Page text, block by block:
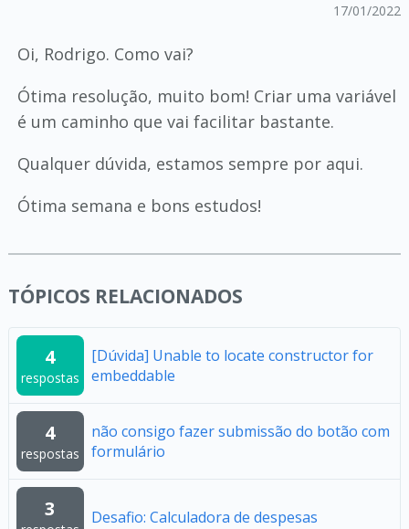
17/01/2022
Oi, Rodrigo. Como vai?
Ótima resolução, muito bom! Criar uma variável
é um caminho que vai facilitar bastante.
Qualquer dúvida, estamos sempre por aqui.
Ótima semana e bons estudos!
TÓPICOS RELACIONADOS
4
respostas
[Dúvida] Unable to locate constructor for
embeddable
4
respostas
não consigo fazer submissão do botão com
formulário
3 Desafio: Calculadora de despesas